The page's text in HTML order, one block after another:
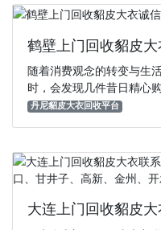
鹤壁上门回收貂皮大
随着消费观念的转变与生
时，会发现几件昔日精心
丹尼貂皮大衣回收平台
大连上门回收貂皮大